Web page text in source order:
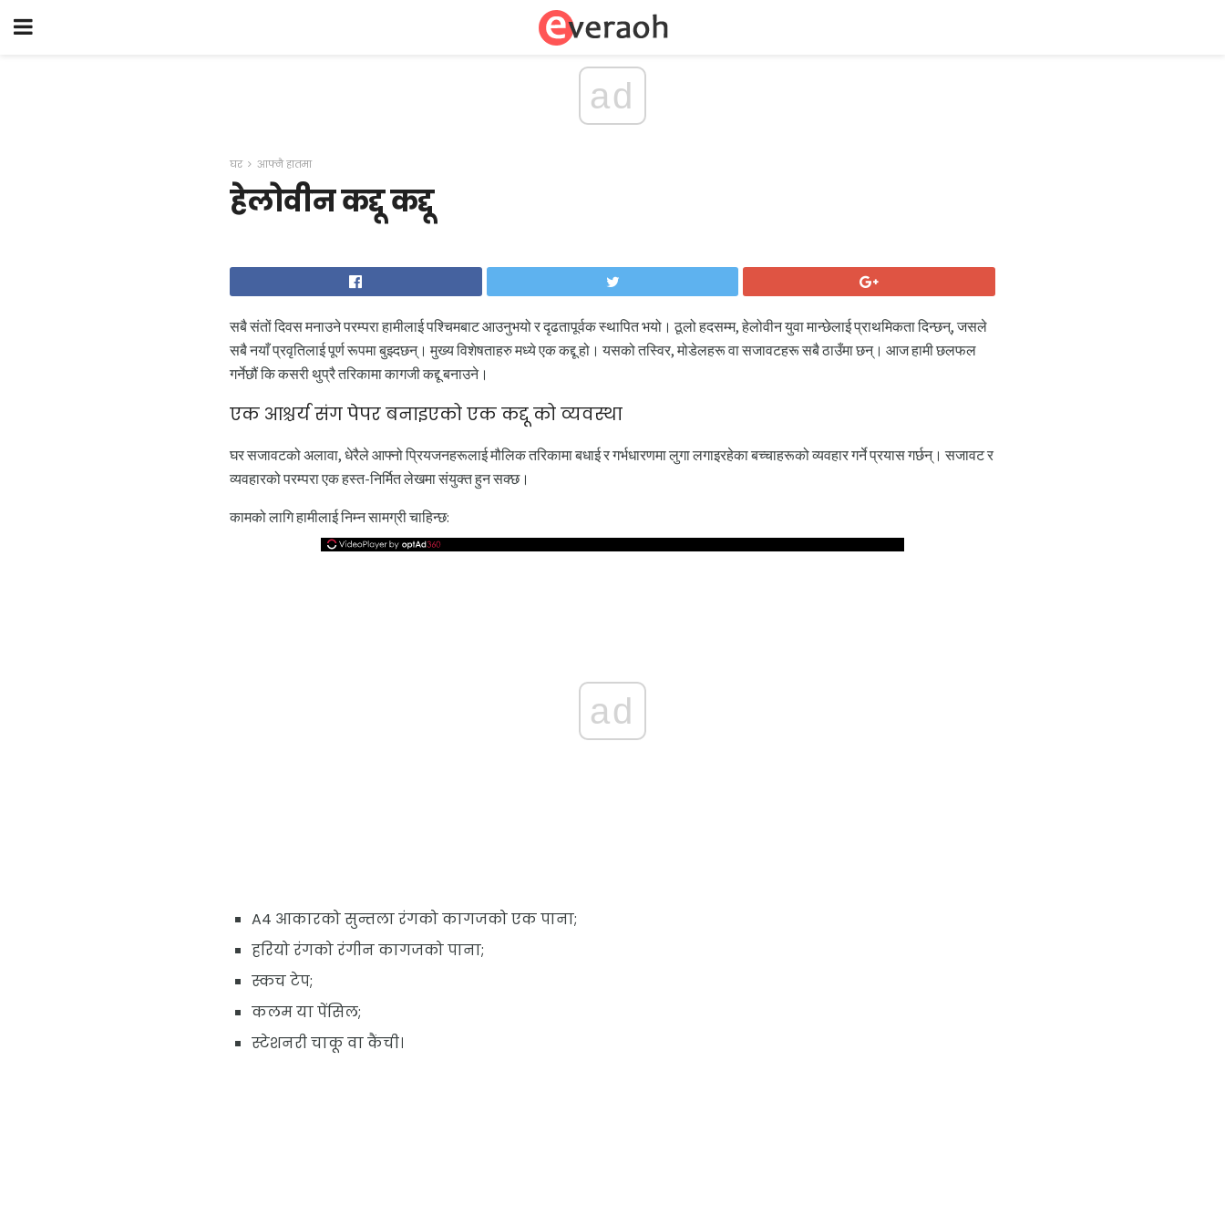
ad
घर आफ्नै हातमा
हेलोवीन कद्दू कद्दू
सबै संतों दिवस मनाउने परम्परा हामीलाई पश्चिमबाट आउनुभयो र दृढतापूर्वक स्थापित भयो। ठूलो हदसम्म, हेलोवीन युवा मान्छेलाई प्राथमिकता दिन्छन्, जसले
सबै नयाँ प्रवृतिलाई पूर्ण रूपमा बुझ्दछन्। मुख्य विशेषताहरु मध्ये एक कद्दू हो। यसको तस्विर, मोडेलहरू वा सजावटहरू सबै ठाउँमा छन्। आज हामी छलफल
गर्नेछौं कि कसरी थुप्रै तरिकामा कागजी कद्दू बनाउने।
एक आश्चर्य संग पेपर बनाइएको एक कद्दू को व्यवस्था
घर सजावटको अलावा, धेरैले आफ्नो प्रियजनहरूलाई मौलिक तरिकामा बधाई र गर्भधारणमा लुगा लगाइरहेका बच्चाहरूको व्यवहार गर्ने प्रयास गर्छन्। सजावट र
व्यवहारको परम्परा एक हस्त-निर्मित लेखमा संयुक्त हुन सक्छ।
कामको लागि हामीलाई निम्न सामग्री चाहिन्छ:
ad
A4 आकारको सुन्तला रंगको कागजको एक पाना;
हरियो रंगको रंगीन कागजको पाना;
स्कच टेप;
कलम या पेंसिल;
स्टेशनरी चाकू वा कैंची।